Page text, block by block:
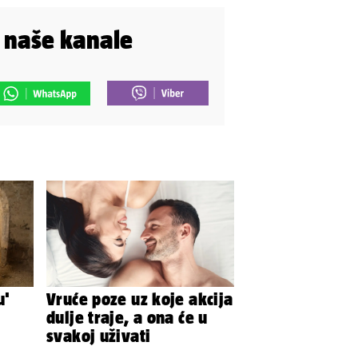
kanale
Vruće poze uz koje akcija
dulje traje, a ona će u
svakoj uživati